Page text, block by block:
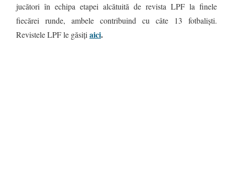
jucători în echipa etapei alcătuită de revista LPF la finele
fiecărei runde, ambele contribuind cu câte 13 fotbalişti.
Revistele LPF le găsiți aici.